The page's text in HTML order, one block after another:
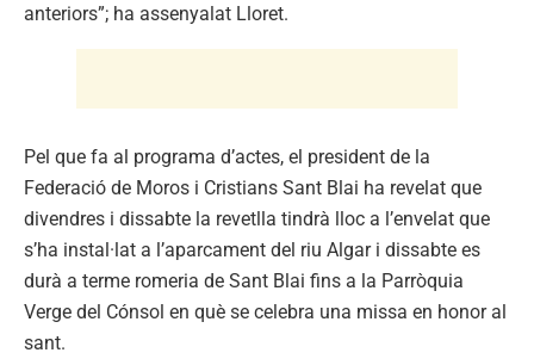
anteriors”; ha assenyalat Lloret.
Pel que fa al programa d’actes, el president de la
Federació de Moros i Cristians Sant Blai ha revelat que
divendres i dissabte la revetlla tindrà lloc a l’envelat que
s’ha instal·lat a l’aparcament del riu Algar i dissabte es
durà a terme romeria de Sant Blai fins a la Parròquia
Verge del Cónsol en què se celebra una missa en honor al
sant.